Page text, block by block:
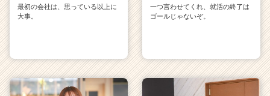
最初の会社は、思っている以上に
大事。
一つ言わせてくれ、就活の終了は
ゴールじゃないぞ。